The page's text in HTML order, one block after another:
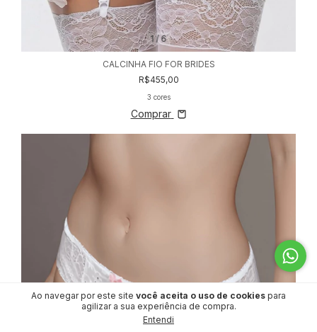
Ao navegar por este site você aceita o uso de cookies para
agilizar a sua experiência de compra.
Entendi
1/6
CALCINHA FIO FOR BRIDES
R$455,00
3 cores
Comprar